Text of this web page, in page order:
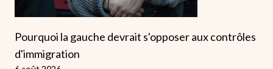
Pourquoi la gauche devrait s'opposer aux contrôles
d'immigration